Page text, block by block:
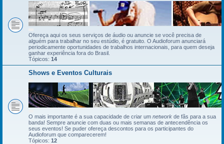
Ofereça aqui os seus serviços de áudio ou anuncie se você precisa de
alguém para trabalhar no seu estúdio, é gratuito. O Audioforum anunciará
periodicamente oportunidades de trabalhos internacionais, para quem deseja
ganhar experiência fora do Brasil.
Tópicos: 14
Shows e Eventos Culturais
O mais importante é a sua capacidade de criar um network de fãs para a sua
banda! Sempre anuncie com duas ou mais semanas de antecendência os
seus eventos! Se puder ofereça descontos para os participantes do
Audioforum que comparecerem!
Tópicos: 12